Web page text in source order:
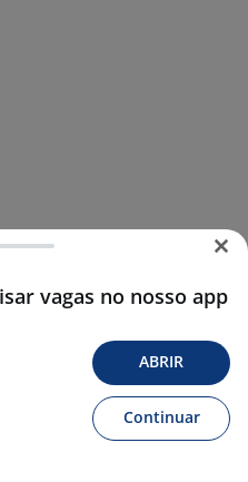
vagas no nosso app
ABRIR
Continuar